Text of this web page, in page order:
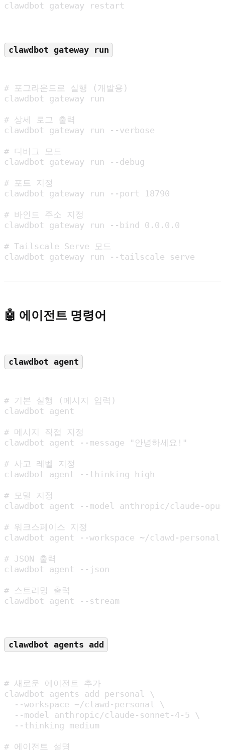
clawdbot gateway restart
clawdbot gateway run
# 포그라운드로 실행 (개발용)
clawdbot gateway run
# 상세 로그 출력
clawdbot gateway run --verbose
# 디버그 모드
clawdbot gateway run --debug
# 포트 지정
clawdbot gateway run --port 18790
# 바인드 주소 지정
clawdbot gateway run --bind 0.0.0.0
# Tailscale Serve 모드
clawdbot gateway run --tailscale serve
🤖 에이전트 명령어
clawdbot agent
# 기본 실행 (메시지 입력)
clawdbot agent
# 메시지 직접 지정
clawdbot agent --message "안녕하세요!"
# 사고 레벨 지정
clawdbot agent --thinking high
# 모델 지정
clawdbot agent --model anthropic/claude-
# 워크스페이스 지정
clawdbot agent --workspace ~/clawd-personal
# JSON 출력
clawdbot agent --json
# 스트리밍 출력
clawdbot agent --stream
clawdbot agents add
# 새로운 에이전트 추가
clawdbot agents add personal \
  --workspace ~/clawd-personal \
  --model anthropic/claude-sonnet-4-5 \
  --thinking medium
# 에이전트 설명